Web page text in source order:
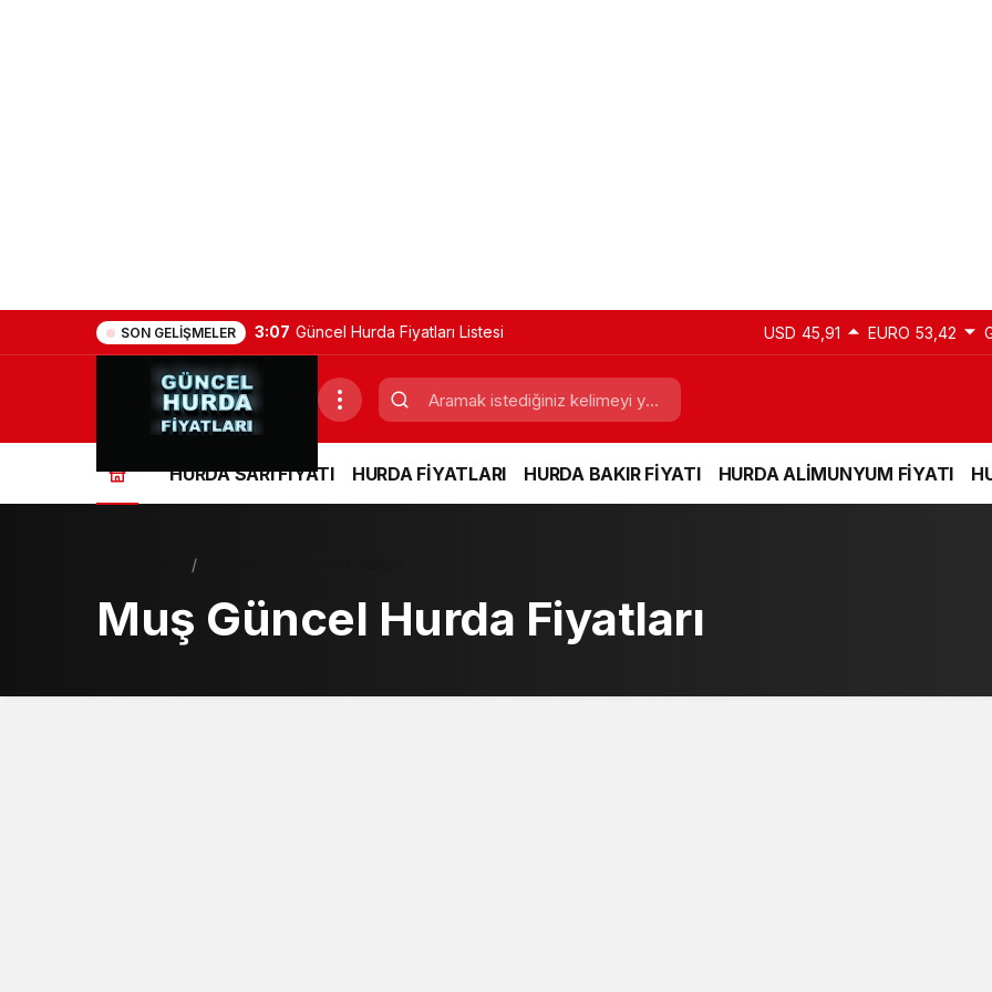
SON GELIŞMELER 3:07 Güncel Hurda Fiyatları Listesi USD 45,91 EURO 53,42
HURDA SARI FİYATI HURDA FİYATLARI HURDA BAKIR FİYATI HURDA ALİMUNYUM FİYATI
Muş Güncel Hurda Fiyatları